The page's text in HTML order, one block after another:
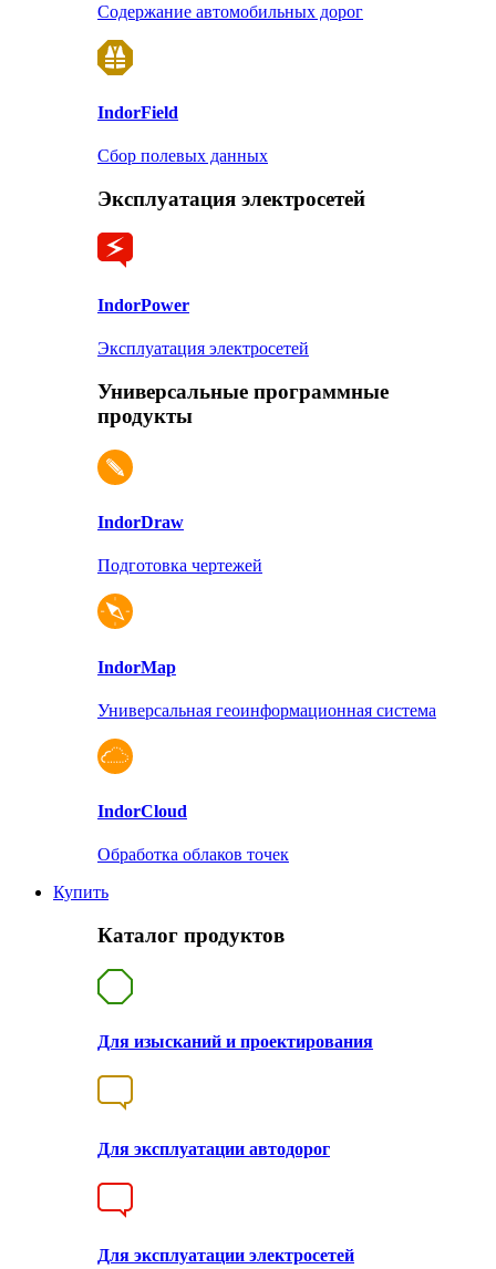
Содержание автомобильных дорог
IndorField
Сбор полевых данных
Эксплуатация электросетей
IndorPower
Эксплуатация электросетей
Универсальные программные
продукты
IndorDraw
Подготовка чертежей
IndorMap
Универсальная геоинформационная система
IndorCloud
Обработка облаков точек
Купить
Каталог продуктов
Для изысканий и проектирования
Для эксплуатации автодорог
Для эксплуатации электросетей